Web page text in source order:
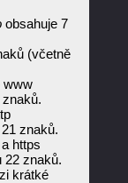
obsahuje 7
(včetně
www
znaků.
https
22 znaků.
krátké